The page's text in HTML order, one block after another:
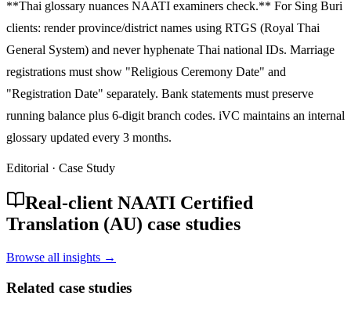
**Thai glossary nuances NAATI examiners check.** For Sing Buri
clients: render province/district names using RTGS (Royal Thai
General System) and never hyphenate Thai national IDs. Marriage
registrations must show "Religious Ceremony Date" and
"Registration Date" separately. Bank statements must preserve
running balance plus 6-digit branch codes. iVC maintains an internal
glossary updated every 3 months.
Editorial · Case Study
Real-client NAATI Certified
Translation (AU) case studies
Browse all insights →
Related case studies